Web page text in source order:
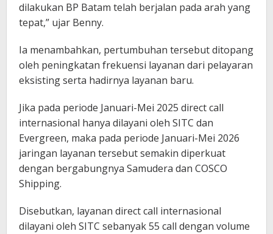
dilakukan BP Batam telah berjalan pada arah yang
tepat,” ujar Benny.
Ia menambahkan, pertumbuhan tersebut ditopang
oleh peningkatan frekuensi layanan dari pelayaran
eksisting serta hadirnya layanan baru.
Jika pada periode Januari-Mei 2025 direct call
internasional hanya dilayani oleh SITC dan
Evergreen, maka pada periode Januari-Mei 2026
jaringan layanan tersebut semakin diperkuat
dengan bergabungnya Samudera dan COSCO
Shipping.
Disebutkan, layanan direct call internasional
dilayani oleh SITC sebanyak 55 call dengan volume